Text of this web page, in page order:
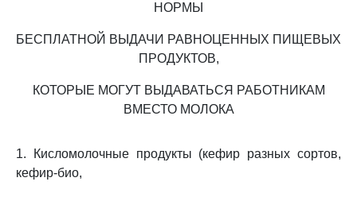
НОРМЫ
БЕСПЛАТНОЙ ВЫДАЧИ РАВНОЦЕННЫХ ПИЩЕВЫХ
ПРОДУКТОВ,
КОТОРЫЕ МОГУТ ВЫДАВАТЬСЯ РАБОТНИКАМ
ВМЕСТО МОЛОКА
1. Кисломолочные продукты (кефир разных сортов,
кефир-био,